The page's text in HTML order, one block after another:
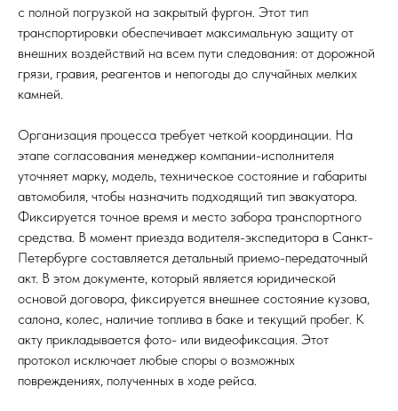
с полной погрузкой на закрытый фургон. Этот тип
транспортировки обеспечивает максимальную защиту от
внешних воздействий на всем пути следования: от дорожной
грязи, гравия, реагентов и непогоды до случайных мелких
камней.
Организация процесса требует четкой координации. На
этапе согласования менеджер компании-исполнителя
уточняет марку, модель, техническое состояние и габариты
автомобиля, чтобы назначить подходящий тип эвакуатора.
Фиксируется точное время и место забора транспортного
средства. В момент приезда водителя-экспедитора в Санкт-
Петербурге составляется детальный приемо-передаточный
акт. В этом документе, который является юридической
основой договора, фиксируется внешнее состояние кузова,
салона, колес, наличие топлива в баке и текущий пробег. К
акту прикладывается фото- или видеофиксация. Этот
протокол исключает любые споры о возможных
повреждениях, полученных в ходе рейса.